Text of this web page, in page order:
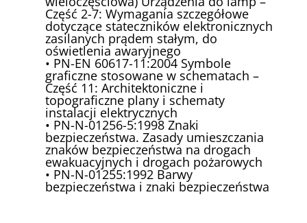
Część 2-7: Wymagania szczegółowe
dotyczące stateczników elektronicznych
zasilanych prądem stałym, do
oświetlenia awaryjnego
• PN-EN 60617-11:2004 Symbole
graficzne stosowane w schematach –
Część 11: Architektoniczne i
topograficzne plany i schematy
instalacji elektrycznych
• PN-N-01256-5:1998 Znaki
bezpieczeństwa. Zasady umieszczania
znaków bezpieczeństwa na drogach
ewakuacyjnych i drogach pożarowych
• PN-N-01255:1992 Barwy
bezpieczeństwa i znaki bezpieczeństwa